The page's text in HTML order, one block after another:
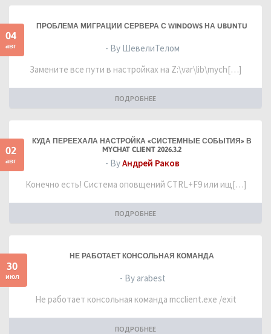
04
авг
ПРОБЛЕМА МИГРАЦИИ СЕРВЕРА С WINDOWS НА UBUNTU
- By ШевелиТелом
Замените все пути в настройках на Z:\var\lib\mych[…]
ПОДРОБНЕЕ
02
авг
КУДА ПЕРЕЕХАЛА НАСТРОЙКА «СИСТЕМНЫЕ СОБЫТИЯ» В
MYCHAT CLIENT 2026.3.2
- ByАндрей Раков
Конечно есть! Система оповщений CTRL+F9 или ищ[…]
ПОДРОБНЕЕ
30
июл
НЕ РАБОТАЕТ КОНСОЛЬНАЯ КОМАНДА
- By arabest
Не работает консольная команда mcclient.exe /exit
ПОДРОБНЕЕ